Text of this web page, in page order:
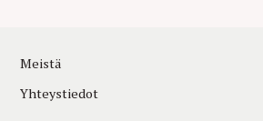
Meistä
Yhteystiedot